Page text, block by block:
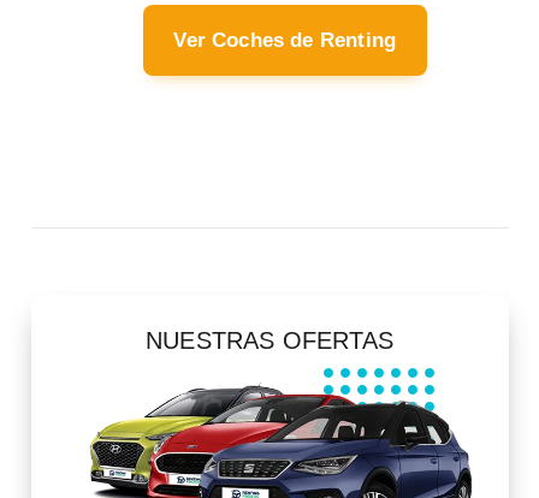
Ver Coches de Renting
NUESTRAS OFERTAS